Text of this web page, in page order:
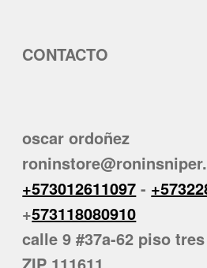
CONTACTO
oscar ordoñez
+573012611097 -
+573118080910
calle 9 #37a-62 piso